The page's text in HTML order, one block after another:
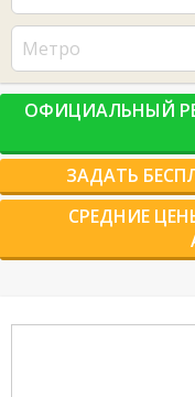
Метро
ОФИЦИАЛЬНЫЙ
ЗАДАТЬ
СРЕДНИЕ